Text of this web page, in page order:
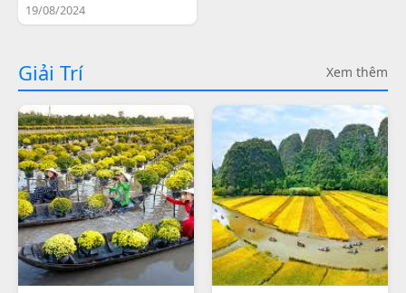
19/08/2024
Giải Trí Xem thêm